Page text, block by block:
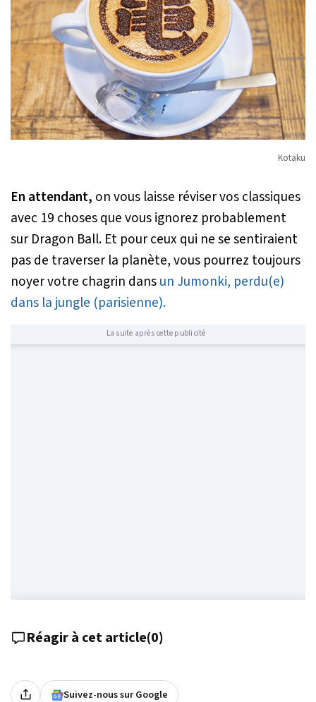
Kotaku
En attendant, on vous laisse réviser vos classiques
avec 19 choses que vous ignorez probablement
sur Dragon Ball. Et pour ceux qui ne se sentiraient
pas de traverser la planète, vous pourrez toujours
noyer votre chagrin dansun Jumonki, perdu(e)
dans la jungle (parisienne).
La suite après cette publicité
Réagir à cet article(0)
Suivez-nous sur Google